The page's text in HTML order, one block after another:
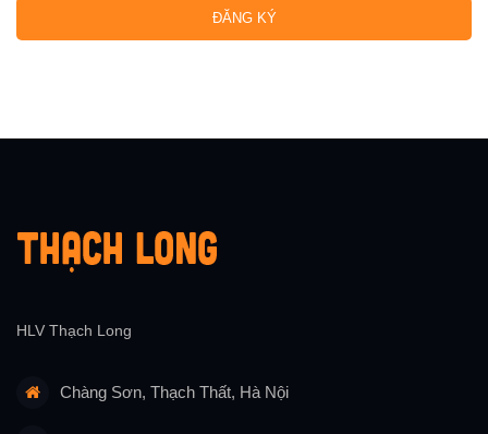
ĐĂNG KÝ
HLV Thạch Long
Chàng Sơn, Thạch Thất, Hà Nội